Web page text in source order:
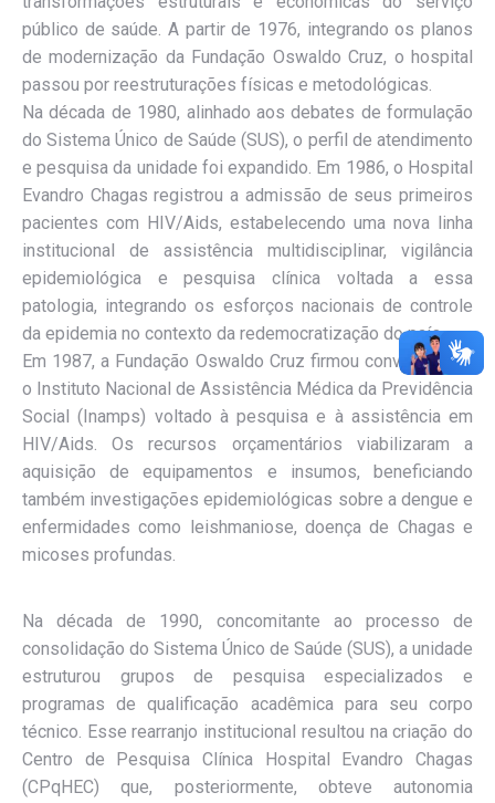
público de saúde. A partir de 1976, integrando os planos
de modernização da Fundação Oswaldo Cruz, o hospital
passou por reestruturações físicas e metodológicas.
Na década de 1980, alinhado aos debates de formulação
do Sistema Único de Saúde (SUS), o perfil de atendimento
e pesquisa da unidade foi expandido. Em 1986, o Hospital
Evandro Chagas registrou a admissão de seus primeiros
pacientes com HIV/Aids, estabelecendo uma nova linha
institucional de assistência multidisciplinar, vigilância
epidemiológica e pesquisa clínica voltada a essa
patologia, integrando os esforços nacionais de controle
da epidemia no contexto da redemocratização do país.
Em 1987, a Fundação Oswaldo Cruz firmou convênio com
o Instituto Nacional de Assistência Médica da Previdência
Social (Inamps) voltado à pesquisa e à assistência em
HIV/Aids. Os recursos orçamentários viabilizaram a
aquisição de equipamentos e insumos, beneficiando
também investigações epidemiológicas sobre a dengue e
enfermidades como leishmaniose, doença de Chagas e
micoses profundas.
Na década de 1990, concomitante ao processo de
consolidação do Sistema Único de Saúde (SUS), a unidade
estruturou grupos de pesquisa especializados e
programas de qualificação acadêmica para seu corpo
técnico. Esse rearranjo institucional resultou na criação do
Centro de Pesquisa Clínica Hospital Evandro Chagas
(CPqHEC) que, posteriormente, obteve autonomia